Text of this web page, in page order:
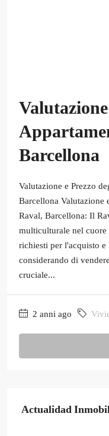
Barcellona
Valutazione e Prezzo
Barcellona Valutazione
Raval, Barcellona: Il
multiculturale nel
richiesti per l'acquisto
considerando di
cruciale...
2 anni ago
Actualidad